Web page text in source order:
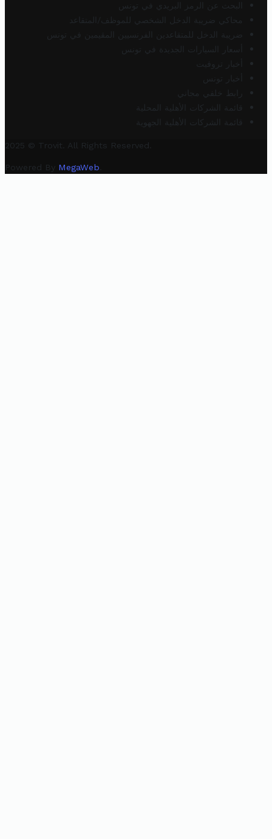
البحث عن الرمز البريدي في تونس
محاكي ضريبة الدخل الشخصي للموظف/المتقاعد
ضريبة الدخل للمتقاعدين الفرنسيين المقيمين في تونس
أسعار السيارات الجديدة في تونس
أخبار تروفيت
أخبار تونس
رابط خلفي مجاني
قائمة الشركات الأهلية المحلية
قائمة الشركات الأهلية الجهوية
2025 © Trovit. All Rights Reserved.
Powered By MegaWeb